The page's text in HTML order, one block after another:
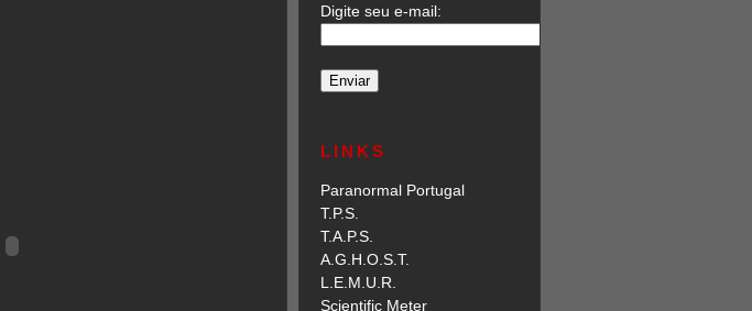
Digite seu e-mail:
LINKS
Paranormal Portugal
T.P.S.
T.A.P.S.
A.G.H.O.S.T.
L.E.M.U.R.
Scientific Meter